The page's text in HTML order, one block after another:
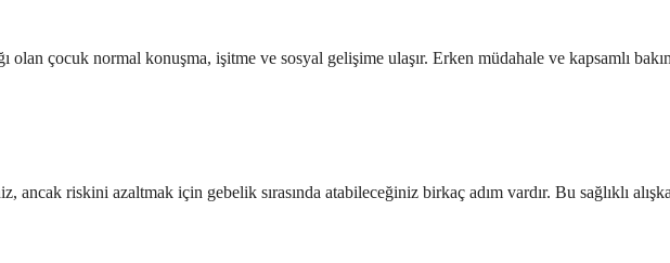
olan çocuk normal konuşma, işitme ve sosyal gelişime ulaşır. Erken müdahale ve kapsamlı
ancak riskini azaltmak için gebelik sırasında atabileceğiniz birkaç adım vardır. Bu sağlıklı